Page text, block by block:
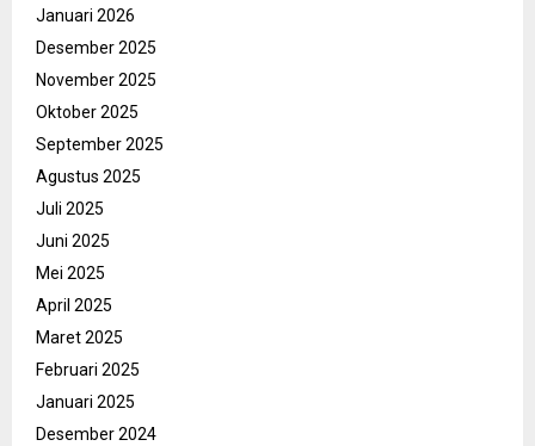
Januari 2026
Desember 2025
November 2025
Oktober 2025
September 2025
Agustus 2025
Juli 2025
Juni 2025
Mei 2025
April 2025
Maret 2025
Februari 2025
Januari 2025
Desember 2024